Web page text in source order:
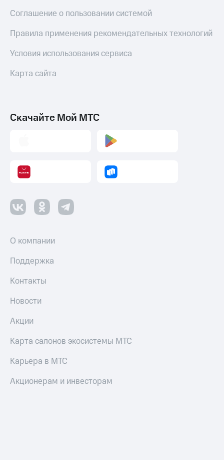
Соглашение о пользовании системой
Правила применения рекомендательных технологий
Условия использования сервиса
Карта сайта
Скачайте Мой МТС
О компании
Поддержка
Контакты
Новости
Акции
Карта салонов экосистемы МТС
Карьера в МТС
Акционерам и инвесторам